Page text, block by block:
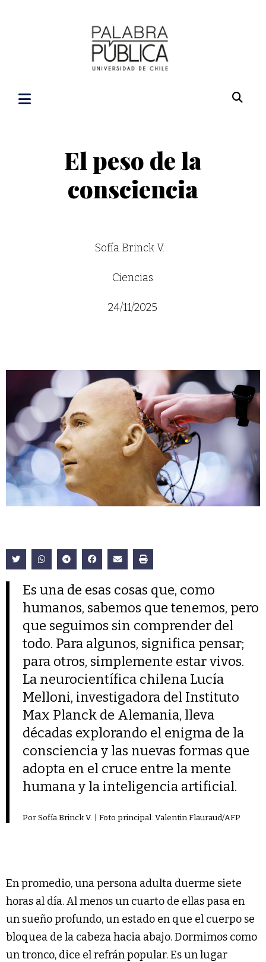
El peso de la
consciencia
Sofía Brinck V.
Ciencias
24/11/2025
Es una de esas cosas que, como
humanos, sabemos que tenemos, pero
que seguimos sin comprender del
todo. Para algunos, significa pensar;
para otros, simplemente estar vivos.
La neurocientífica chilena Lucía
Melloni, investigadora del Instituto
Max Planck de Alemania, lleva
décadas explorando el enigma de la
consciencia y las nuevas formas que
adopta en el cruce entre la mente
humana y la inteligencia artificial.
Por Sofía Brinck V. | Foto principal: Valentin Flauraud/AFP
En promedio, una persona adulta duerme siete
horas al día. Al menos un cuarto de ellas pasa en
un sueño profundo, un estado en que el cuerpo se
bloquea de la cabeza hacia abajo. Dormimos como
un tronco, dice el refrán popular. Es un lugar